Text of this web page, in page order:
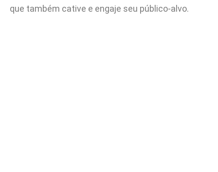
que também cative e engaje seu público-alvo.